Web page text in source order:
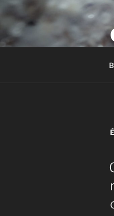
Aller
au
contenu
principal